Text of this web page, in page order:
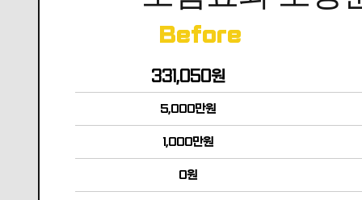
Before
331,050원
5,000만원
1,000만원
0원